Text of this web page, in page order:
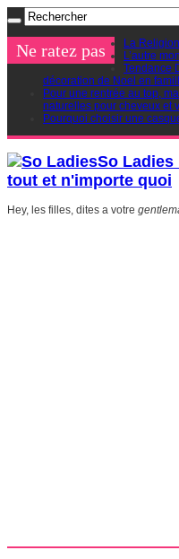
Ne ratez pas
La Religion
L’autre
Tendance
décoration de Noel en
Pour une rentrée au top,
naturelles pour cheveux et
Pourquoi choisir une
So
tout et n'importe quoi
Hey, les filles, dites a votre